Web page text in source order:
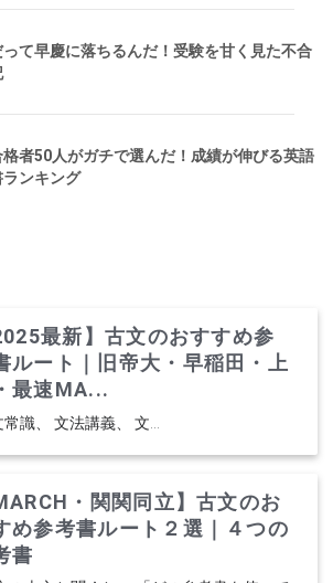
て早慶に落ちるんだ！受験を甘く見た不合
者50人がガチで選んだ！成績が伸びる英語
ンキング
最新】古文のおすすめ参
ルート｜旧帝大・早稲田・上
最速MA...
識、 文法講義、 文...
・関関同立】古文のお
め参考書ルート２選｜４つの
書